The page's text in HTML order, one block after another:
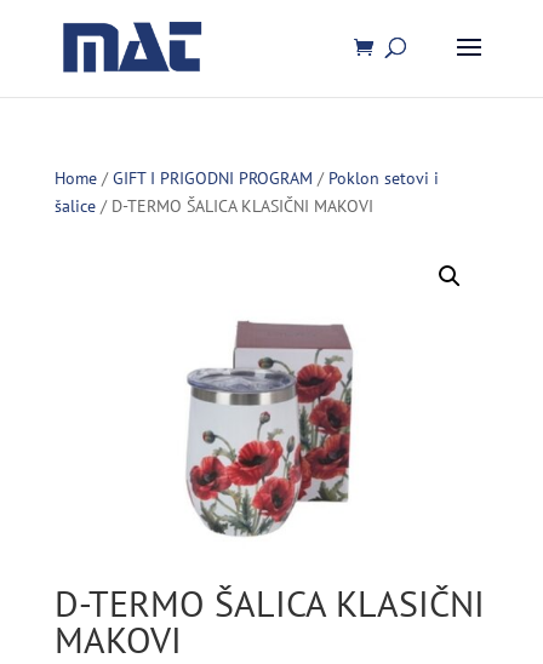
Home/GIFT I PRIGODNI PROGRAM / Poklon setovi i
šalice/ D-TERMO ŠALICA KLASIČNI MAKOVI
D-TERMO ŠALICA KLASIČNI
MAKOVI